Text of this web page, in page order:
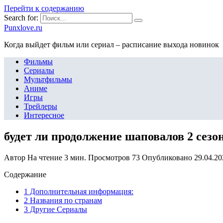
Перейти к содержанию
Search for:
Punxlove.ru
Когда выйдет фильм или сериал – расписание выхода новинок
Фильмы
Сериалы
Мультфильмы
Аниме
Игры
Трейлеры
Интересное
будет ли продолжение шаповалов 2
Автор На чтение 3 мин. Просмотров 73 Опубликовано
Содержание
1 Дополнительная информация:
2 Названия по странам
3 Другие Сериалы